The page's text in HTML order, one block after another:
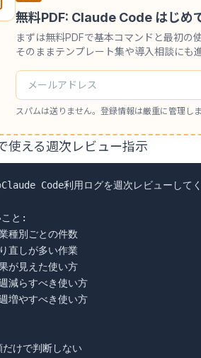
無料PDF: Claude Code はじめ
まずは無料PDFで基本コマンドと最初の
そのままテンプレート集や導入相談にも
スパムは送りません。登録情報は厳重に管理しま
使える週次レビュー指示
Claude Code利用ログを週次レビューしてく
こと:
種別ごとの件数
直しが多い作業
が見えた使い方
減らすべき使い方
増やすべき使い方
けで判断しない